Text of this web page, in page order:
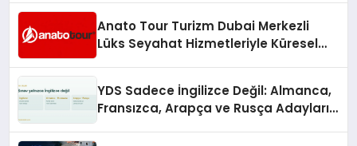
Anato Tour Turizm Dubai Merkezli
Lüks Seyahat Hizmetleriyle Küresel
YDS Sadece İngilizce Değil: Almanca,
Fransızca, Arapça ve Rusça Adayları